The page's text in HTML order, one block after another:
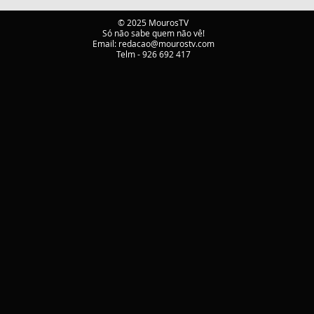
MUNICIPAL DE
EMERGÊNCIA E
PROTEÇÃO CIVIL DE
© 2025 MourosTV
Só não sabe quem não vê!
Email: redacao@mourostv.com
Telm - 926 692 417